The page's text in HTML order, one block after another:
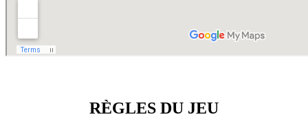
RÈGLES DU JEU